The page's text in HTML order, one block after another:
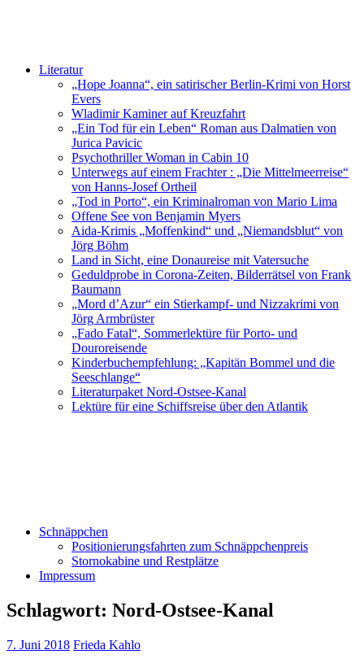
Literatur
„Hope Joanna“, ein satirischer Berlin-Krimi von Horst
Evers
Wladimir Kaminer auf Kreuzfahrt
„Ein Tod für ein Leben“ Roman aus Dalmatien von
Jurica Pavicic
Psychothriller Woman in Cabin 10
Unterwegs auf einem Frachter : „Die Mittelmeerreise“
von Hanns-Josef Ortheil
„Tod in Porto“, ein Kriminalroman von Mario Lima
Offene See von Benjamin Myers
Aida-Krimis „Moffenkind“ und „Niemandsblut“ von
Jörg Böhm
Land in Sicht, eine Donaureise mit Vatersuche
Geduldprobe in Corona-Zeiten, Bilderrätsel von Frank
Baumann
„Mord d’Azur“ ein Stierkampf- und Nizzakrimi von
Jörg Armbrüster
„Fado Fatal“, Sommerlektüre für Porto- und
Douroreisende
Kinderbuchempfehlung: „Kapitän Bommel und die
Seeschlange“
Literaturpaket Nord-Ostsee-Kanal
Lektüre für eine Schiffsreise über den Atlantik
Schnäppchen
Positionierungsfahrten zum Schnäppchenpreis
Stornokabine und Restplätze
Impressum
Schlagwort: Nord-Ostsee-Kanal
7. Juni 2018 Frieda Kahlo